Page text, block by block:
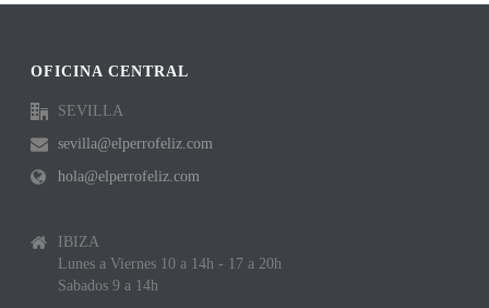
OFICINA CENTRAL
SEVILLA
sevilla@elperrofeliz.com
hola@elperrofeliz.com
IBIZA
Lunes a Viernes 10 a 14h - 17 a 20h
Sabados 9 a 14h